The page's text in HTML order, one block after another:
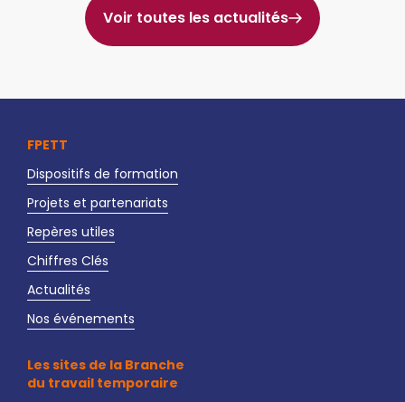
Voir toutes les actualités
FPETT
Dispositifs de formation
Projets et partenariats
Repères utiles
Chiffres Clés
Actualités
Nos événements
Les sites de la Branche
du travail temporaire